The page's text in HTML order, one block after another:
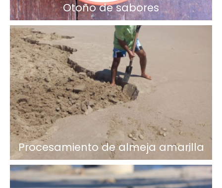
Otoño de sabores
Procesamiento de almeja amarilla